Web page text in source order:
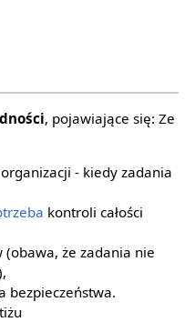
, pojawiające się: Ze
- kiedy zadania
kontroli całości
że zadania nie
bezpieczeństwa.